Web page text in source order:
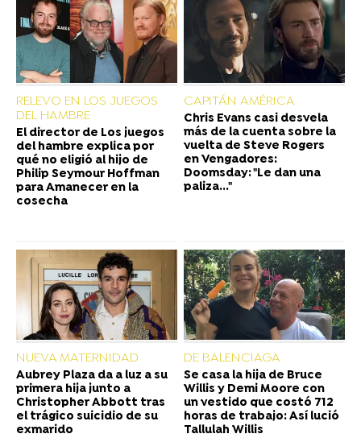
RELEVO EN LOS JUEGOS
DEL HAMBRE
El director de Los juegos
del hambre explica por
qué no eligió al hijo de
Philip Seymour Hoffman
para Amanecer en la
cosecha
CAPITÁN AMÉRICA
Chris Evans casi desvela
más de la cuenta sobre la
vuelta de Steve Rogers
en Vengadores:
Doomsday: "Le dan una
paliza..."
NUEVA MATERNIDAD
Aubrey Plaza da a luz a su
primera hija junto a
Christopher Abbott tras
el trágico suicidio de su
exmarido
DE BALENCIAGA
Se casa la hija de Bruce
Willis y Demi Moore con
un vestido que costó 712
horas de trabajo: Así lució
Tallulah Willis